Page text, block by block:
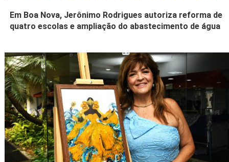
Em Boa Nova, Jerônimo Rodrigues autoriza reforma de
quatro escolas e ampliação do abastecimento de água